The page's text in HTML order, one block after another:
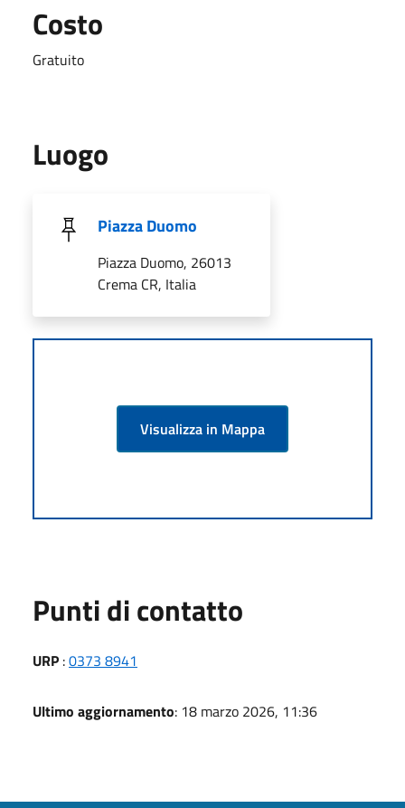
Costo
Gratuito
Luogo
Piazza Duomo
Piazza Duomo, 26013
Crema CR, Italia
Visualizza in Mappa
Punti di contatto
URP :0373 8941
Ultimo aggiornamento: 18 marzo 2026, 11:36